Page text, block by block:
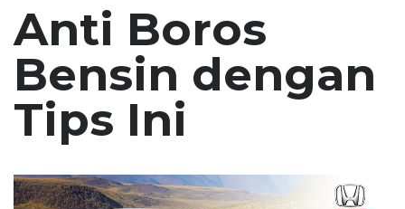
Anti Boros
Bensin dengan
Tips Ini